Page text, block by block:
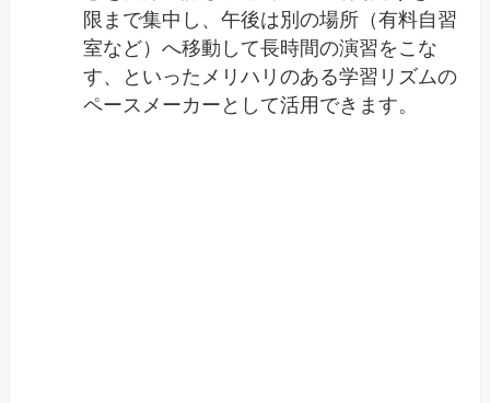
限まで集中し、午後は別の場所（有料自習
室など）へ移動して長時間の演習をこな
す、といったメリハリのある学習リズムの
ペースメーカーとして活用できます。